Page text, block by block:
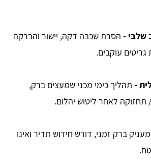
שלבי - הסרת שכבה דקה, יישור והברקה
עוקבים.
- תהליך כימי מכני שמעצים ברק,
לאחר ליטוש יהלום.
מעניק ברק זמני, דורש חידוש תדיר ואינו